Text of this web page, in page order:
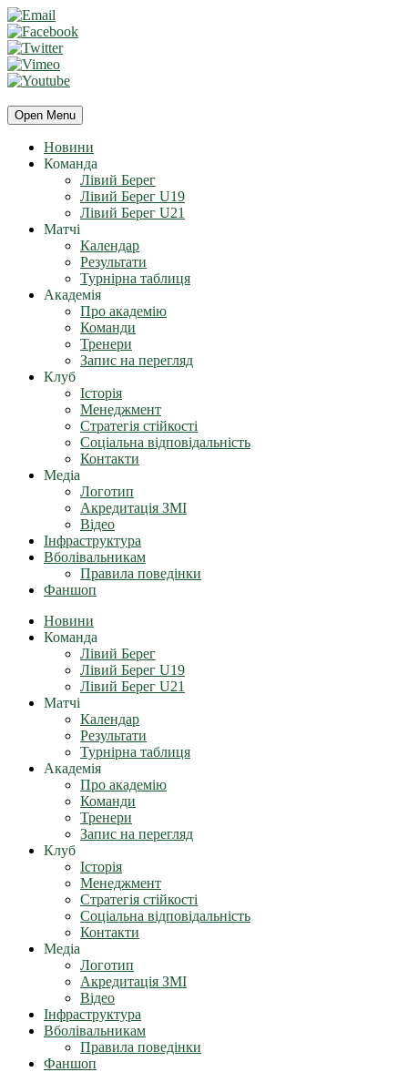
Open Menu
Новини
Команда
Лівий Берег
Лівий Берег U19
Лівий Берег U21
Матчі
Календар
Результати
Турнірна таблиця
Академія
Про академію
Команди
Тренери
Запис на перегляд
Клуб
Історія
Менеджмент
Стратегія стійкості
Соціальна відповідальність
Контакти
Медіа
Логотип
Акредитація ЗМІ
Відео
Інфраструктура
Вболівальникам
Правила поведінки
Фаншоп
Новини
Команда
Лівий Берег
Лівий Берег U19
Лівий Берег U21
Матчі
Календар
Результати
Турнірна таблиця
Академія
Про академію
Команди
Тренери
Запис на перегляд
Клуб
Історія
Менеджмент
Стратегія стійкості
Соціальна відповідальність
Контакти
Медіа
Логотип
Акредитація ЗМІ
Відео
Інфраструктура
Вболівальникам
Правила поведінки
Фаншоп